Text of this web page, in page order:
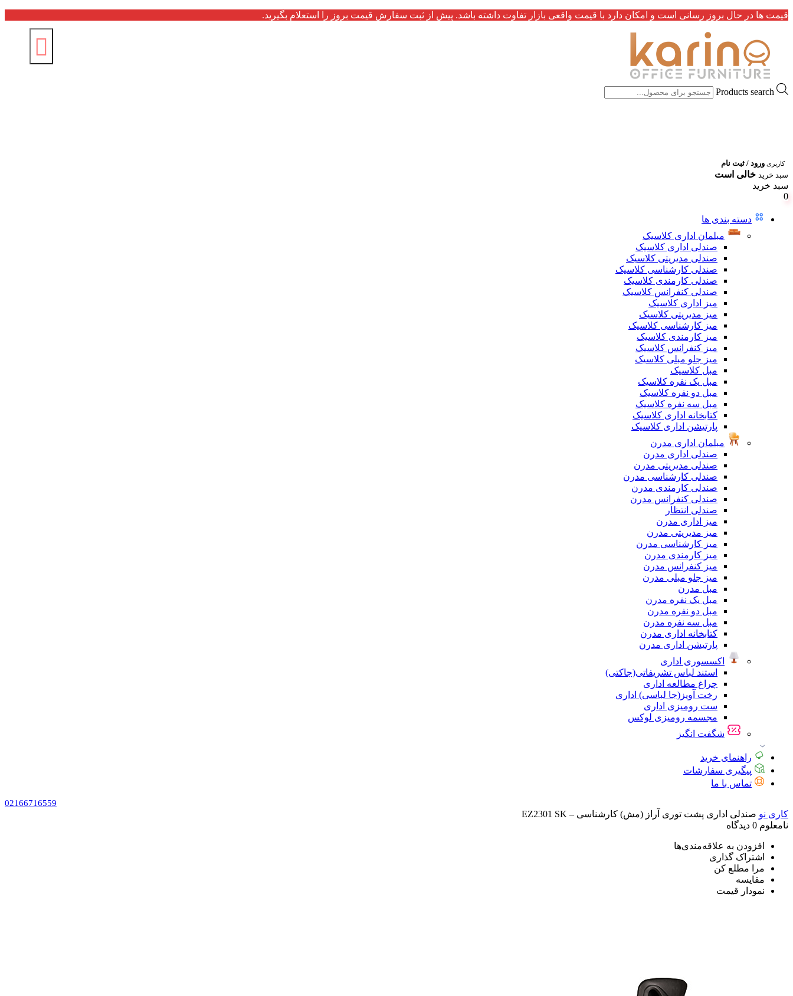
قیمت ها در حال بروز رسانی است و امکان دارد با قیمت واقعی بازار تفاوت داشته باشد. پیش از ثبت سفارش قیمت بروز را استعلام بگیرید.
Products search
کاربری ورود / ثبت نام
سبد خرید خالی است
سبد خرید
0
دسته بندی ها
مبلمان اداری کلاسیک
صندلی اداری کلاسیک
صندلی مدیریتی کلاسیک
صندلی کارشناسی کلاسیک
صندلی کارمندی کلاسیک
صندلی کنفرانس کلاسیک
میز اداری کلاسیک
میز مدیریتی کلاسیک
میز کارشناسی کلاسیک
میز کارمندی کلاسیک
میز کنفرانس کلاسیک
میز جلو مبلی کلاسیک
مبل کلاسیک
مبل یک نفره کلاسیک
مبل دو نفره کلاسیک
مبل سه نفره کلاسیک
کتابخانه اداری کلاسیک
پارتیشن اداری کلاسیک
مبلمان اداری مدرن
صندلی اداری مدرن
صندلی مدیریتی مدرن
صندلی کارشناسی مدرن
صندلی کارمندی مدرن
صندلی کنفرانس مدرن
صندلی انتظار
میز اداری مدرن
میز مدیریتی مدرن
میز کارشناسی مدرن
میز کارمندی مدرن
میز کنفرانس مدرن
میز جلو مبلی مدرن
مبل مدرن
مبل یک نفره مدرن
مبل دو نفره مدرن
مبل سه نفره مدرن
کتابخانه اداری مدرن
پارتیشن اداری مدرن
اکسسوری اداری
استند لباس تشریفاتی(جاکتی)
چراغ مطالعه اداری
رخت آویز(جا لباسی) اداری
ست رومیزی اداری
مجسمه رومیزی لوکس
شگفت انگیز
راهنمای خرید
پیگیری سفارشات
تماس با ما
02166716559
کاری نو صندلی اداری پشت توری آراز (مش) کارشناسی – EZ2301 SK
نامعلوم 0 دیدگاه
افزودن به علاقه‌مندی‌ها
اشتراک گذاری
مرا مطلع کن
مقایسه
نمودار قیمت